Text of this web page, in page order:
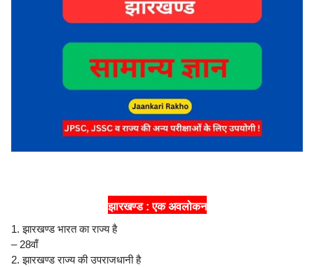
झारखण्ड : एक अवलोकन
1. झारखण्ड भारत का राज्य है
– 28वाँ
2. झारखण्ड राज्य की उपराजधानी है